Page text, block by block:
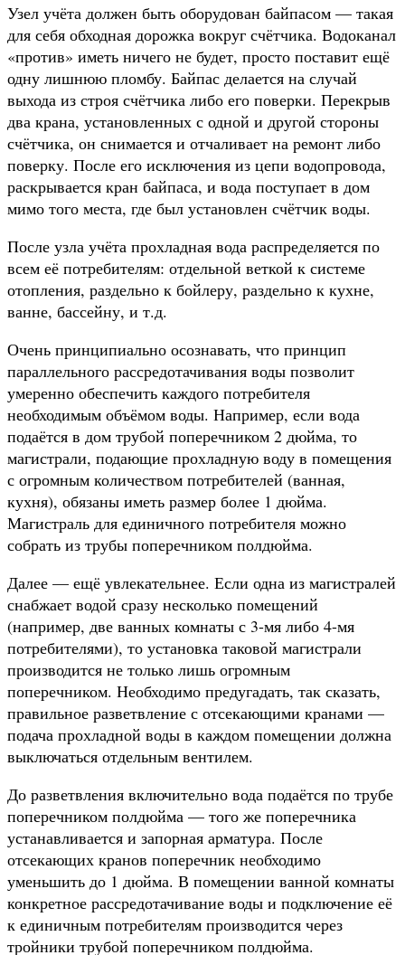
Узел учёта должен быть оборудован байпасом — такая
для себя обходная дорожка вокруг счётчика. Водоканал
«против» иметь ничего не будет, просто поставит ещё
одну лишнюю пломбу. Байпас делается на случай
выхода из строя счётчика либо его поверки. Перекрыв
два крана, установленных с одной и другой стороны
счётчика, он снимается и отчаливает на ремонт либо
поверку. После его исключения из цепи водопровода,
раскрывается кран байпаса, и вода поступает в дом
мимо того места, где был установлен счётчик воды.
После узла учёта прохладная вода распределяется по
всем её потребителям: отдельной веткой к системе
отопления, раздельно к бойлеру, раздельно к кухне,
ванне, бассейну, и т.д.
Очень принципиально осознавать, что принцип
параллельного рассредотачивания воды позволит
умеренно обеспечить каждого потребителя
необходимым объёмом воды. Например, если вода
подаётся в дом трубой поперечником 2 дюйма, то
магистрали, подающие прохладную воду в помещения
с огромным количеством потребителей (ванная,
кухня), обязаны иметь размер более 1 дюйма.
Магистраль для единичного потребителя можно
собрать из трубы поперечником полдюйма.
Далее — ещё увлекательнее. Если одна из магистралей
снабжает водой сразу несколько помещений
(например, две ванных комнаты с 3-мя либо 4-мя
потребителями), то установка таковой магистрали
производится не только лишь огромным
поперечником. Необходимо предугадать, так сказать,
правильное разветвление с отсекающими кранами —
подача прохладной воды в каждом помещении должна
выключаться отдельным вентилем.
До разветвления включительно вода подаётся по трубе
поперечником полдюйма — того же поперечника
устанавливается и запорная арматура. После
отсекающих кранов поперечник необходимо
уменьшить до 1 дюйма. В помещении ванной комнаты
конкретное рассредотачивание воды и подключение её
к единичным потребителям производится через
тройники трубой поперечником полдюйма.